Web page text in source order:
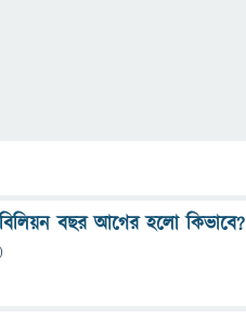
বছর আগের হলো কিভাবে?